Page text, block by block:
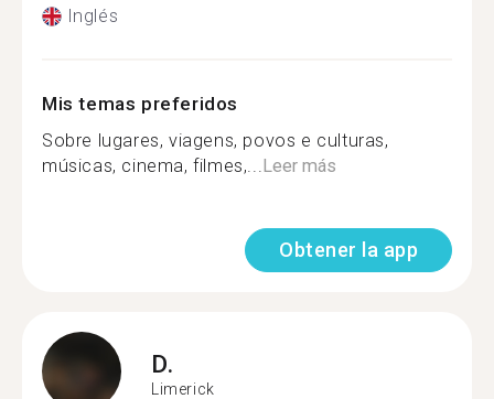
Inglés
Mis temas preferidos
Sobre lugares, viagens, povos e culturas,
músicas, cinema, filmes,...Leer más
Obtener la app
D.
Limerick